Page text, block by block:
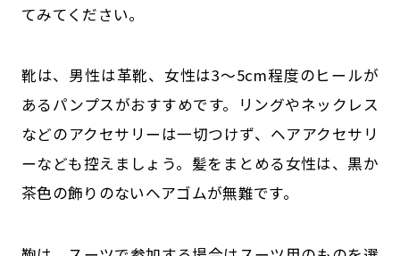
てみてください。
靴は、男性は革靴、女性は3～5cm程度のヒールが
あるパンプスがおすすめです。リングやネックレス
などのアクセサリーは一切つけず、ヘアアクセサリ
ーなども控えましょう。髪をまとめる女性は、黒か
茶色の飾りのないヘアゴムが無難です。